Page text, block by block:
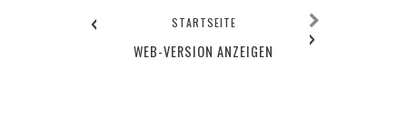
‹ ›
STARTSEITE
WEB-VERSION ANZEIGEN